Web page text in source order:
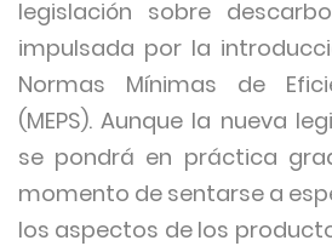
legislación sobre
impulsada por la
Normas Mínimas de
(MEPS). Aunque la nueva
se pondrá en práctica
momento de sentarse a
los aspectos de los